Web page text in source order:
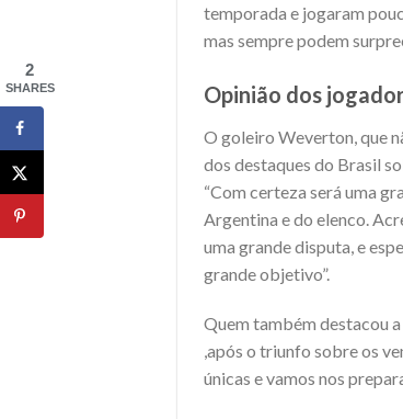
temporada e jogaram
mas sempre podem
Opinião dos
O goleiro Weverton, que
dos destaques do Brasil
“Com certeza será uma
Argentina e do elenco.
uma grande disputa, e
grande objetivo”.
Quem também destacou
,após o triunfo sobre os
únicas e vamos nos
2
SHARES